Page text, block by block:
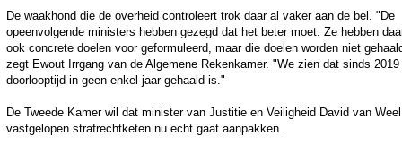
De waakhond die de overheid controleert trok daar al vaker aan de bel. "De
opeenvolgende ministers hebben gezegd dat het beter moet. Ze hebben
ook concrete doelen voor geformuleerd, maar die doelen worden niet
zegt Ewout Irrgang van de Algemene Rekenkamer. "We zien dat sinds 2019
doorlooptijd in geen enkel jaar gehaald is."
De Tweede Kamer wil dat minister van Justitie en Veiligheid David van
vastgelopen strafrechtketen nu echt gaat aanpakken.